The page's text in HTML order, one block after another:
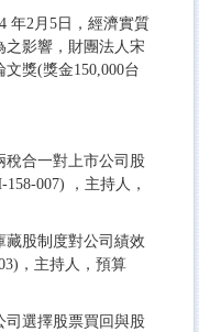
年2月5日，經濟實質
之影響，財團法人宋
獎(獎金150,000台
稅合一對上市公司股
007) ，主持人，
藏股制度對公司績效
，主持人，預算
司選擇股票買回與股